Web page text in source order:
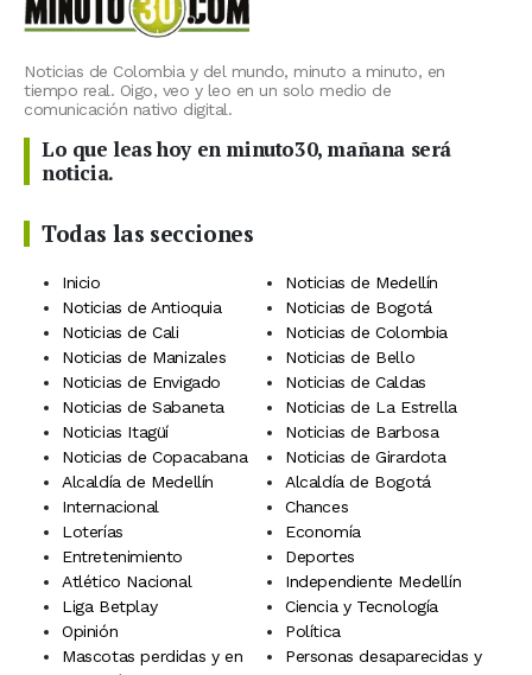
Noticias de Colombia y del mundo, minuto a minuto, en
tiempo real. Oigo, veo y leo en un solo medio de
comunicación nativo digital.
Lo que leas hoy en minuto30, mañana será
noticia.
Todas las secciones
Inicio
Noticias de Medellín
Noticias de Antioquia
Noticias de Bogotá
Noticias de Cali
Noticias de Colombia
Noticias de Manizales
Noticias de Bello
Noticias de Envigado
Noticias de Caldas
Noticias de Sabaneta
Noticias de La Estrella
Noticias Itagüí
Noticias de Barbosa
Noticias de Copacabana
Noticias de Girardota
Alcaldía de Medellín
Alcaldía de Bogotá
Internacional
Chances
Loterías
Economía
Entretenimiento
Deportes
Atlético Nacional
Independiente Medellín
Liga Betplay
Ciencia y Tecnología
Opinión
Política
Mascotas perdidas y en
Personas desaparecidas y